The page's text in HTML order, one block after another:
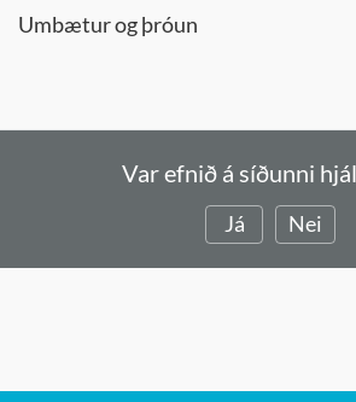
Umbætur og þróun
Var efnið á síðunni
Já Nei